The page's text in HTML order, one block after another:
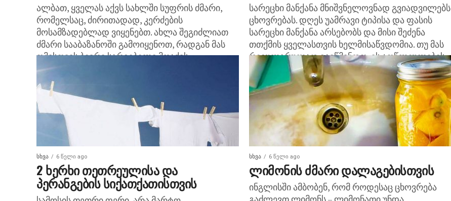
ალბათ, ყველას აქვს სახლში სუფრის ძმარი,
რომელსაც, ძირითადად, კერძების
მოსამზადებლად ვიყენებთ. ახლა შეგიძლიათ
ძმარი სააბაზანოში გამოიყენოთ, რადგან მას
თმისთვის ბევრი სარგებელი მოაქვს.
განსაკუთრებით სასარგებლოა მათთვის, ვისაც...
სარეცხი მანქანა მნიშვნელოვნად გვიადვილებს
ცხოვრებას. დღეს უამრავი ტიპისა და ფასის
სარეცხი მანქანა არსებობს და მისი შეძენა
თთქმის ყველასთვის ხელმისაწვდომია. თუ მას
რეგულარულად გავწმენდთ, ის ათწლეულების
მანძილზე...
ᲡᲮᲕᲐ 6 წელი ago
2 ხერხი თეთრეულისა და
პერანგების სიქათქათისთვის
ᲡᲮᲕᲐ 6 წელი ago
ლიმონის ძმარი დალაგებისთვის
ინგლისში ამბობენ, რომ როდესაც ცხოვრება